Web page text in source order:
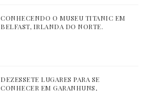
CONHECENDO O MUSEU TITANIC EM
BELFAST, IRLANDA DO NORTE.
DEZESSETE LUGARES PARA SE
CONHECER EM GARANHUNS,